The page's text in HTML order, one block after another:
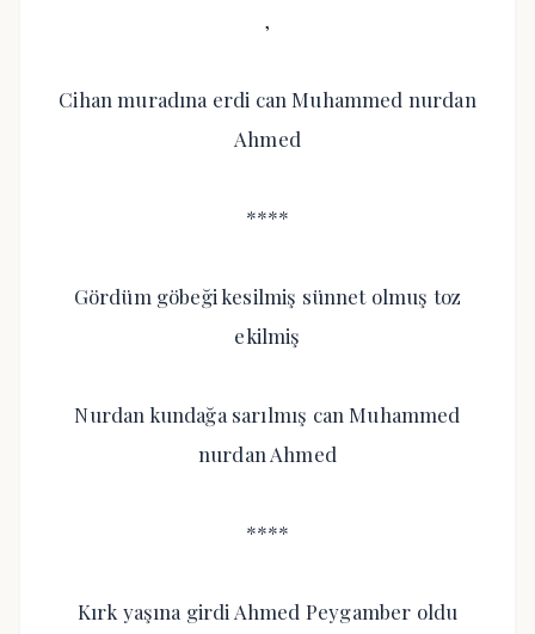
,
Cihan muradına erdi can Muhammed nurdan
Ahmed
****
Gördüm göbeği kesilmiş sünnet olmuş toz
ekilmiş
Nurdan kundağa sarılmış can Muhammed
nurdan Ahmed
****
Kırk yaşına girdi Ahmed Peygamber oldu